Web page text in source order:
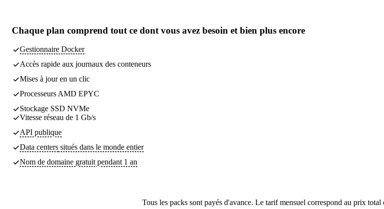
Chaque plan comprend tout ce dont vous avez besoin et bien plus encore
Gestionnaire Docker
Accès rapide aux journaux des conteneurs
Mises à jour en un clic
Processeurs AMD EPYC
Stockage SSD NVMe
Vitesse réseau de 1 Gb/s
API publique
Data centers situés dans le monde entier
Nom de domaine gratuit pendant 1 an
Tous les packs sont payés d'avance. Le tarif mensuel correspond au prix